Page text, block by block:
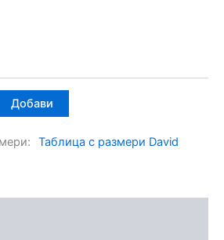
Добави
Таблица с размери David